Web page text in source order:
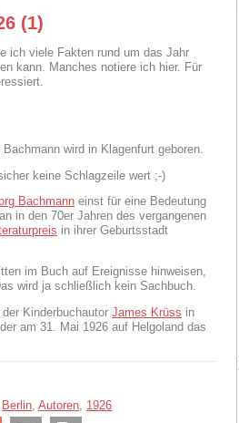
(1)
ich viele Fakten rund um das Jahr
kann. Manches notiere ich hier. Für
wird in Klagenfurt geboren.
keine Schlagzeile wert ;-)
Bachmann einst für eine Bedeutung
in den 70er Jahren des vergangenen
in ihrer Geburtsstadt
im Buch auf Ereignisse hinweisen,
wird ja schließlich kein Sachbuch.
Kinderbuchautor James Krüss in
am 31. Mai 1926 auf Helgoland das
Berlin Autoren 1926